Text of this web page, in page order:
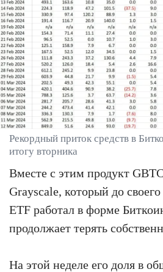
Рекордный приток средств в
итогу вторника
Вместе с этим продукт
Grayscale, который до
ETF работал в форме
продолжает терять
На этой неделе его доля в